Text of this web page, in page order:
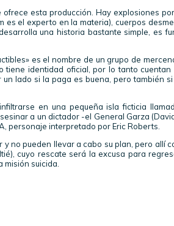
esta producción. Hay explosiones
es el experto en la materia), cuerpos
una historia bastante simple, es
es el nombre de un grupo de
identidad oficial, por lo tanto cuentan
lado si la paga es buena, pero también
en una pequeña isla ficticia
a un dictador -el General Garza
personaje interpretado por Eric Roberts.
no pueden llevar a cabo su plan, pero allí
cuyo rescate será la excusa para
suicida.